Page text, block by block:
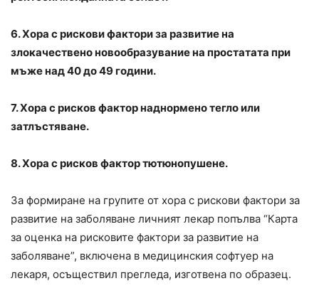
6. Хора с рискови фактори за развитие на
злокачествено новообразувание на простатата при
мъже над 40 до 49 години.
7. Хора с рисков фактор наднормено тегло или
затлъстяване.
8. Хора с рисков фактор тютюнопушене.
За формиране на групите от хора с рискови фактори за
развитие на заболяване личният лекар попълва “Карта
за оценка на рисковите фактори за развитие на
заболяване”, включена в медицинския софтуер на
лекаря, осъществил прегледа, изготвена по образец.